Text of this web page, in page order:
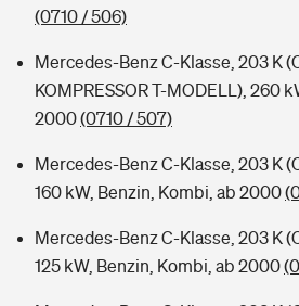
(0710 / 506)
Mercedes-Benz C-Klasse, 203 K
KOMPRESSOR T-MODELL), 260
2000(0710 / 507)
Mercedes-Benz C-Klasse, 203 K
160 kW, Benzin, Kombi, ab 2000
Mercedes-Benz C-Klasse, 203 K
125 kW, Benzin, Kombi, ab 2000